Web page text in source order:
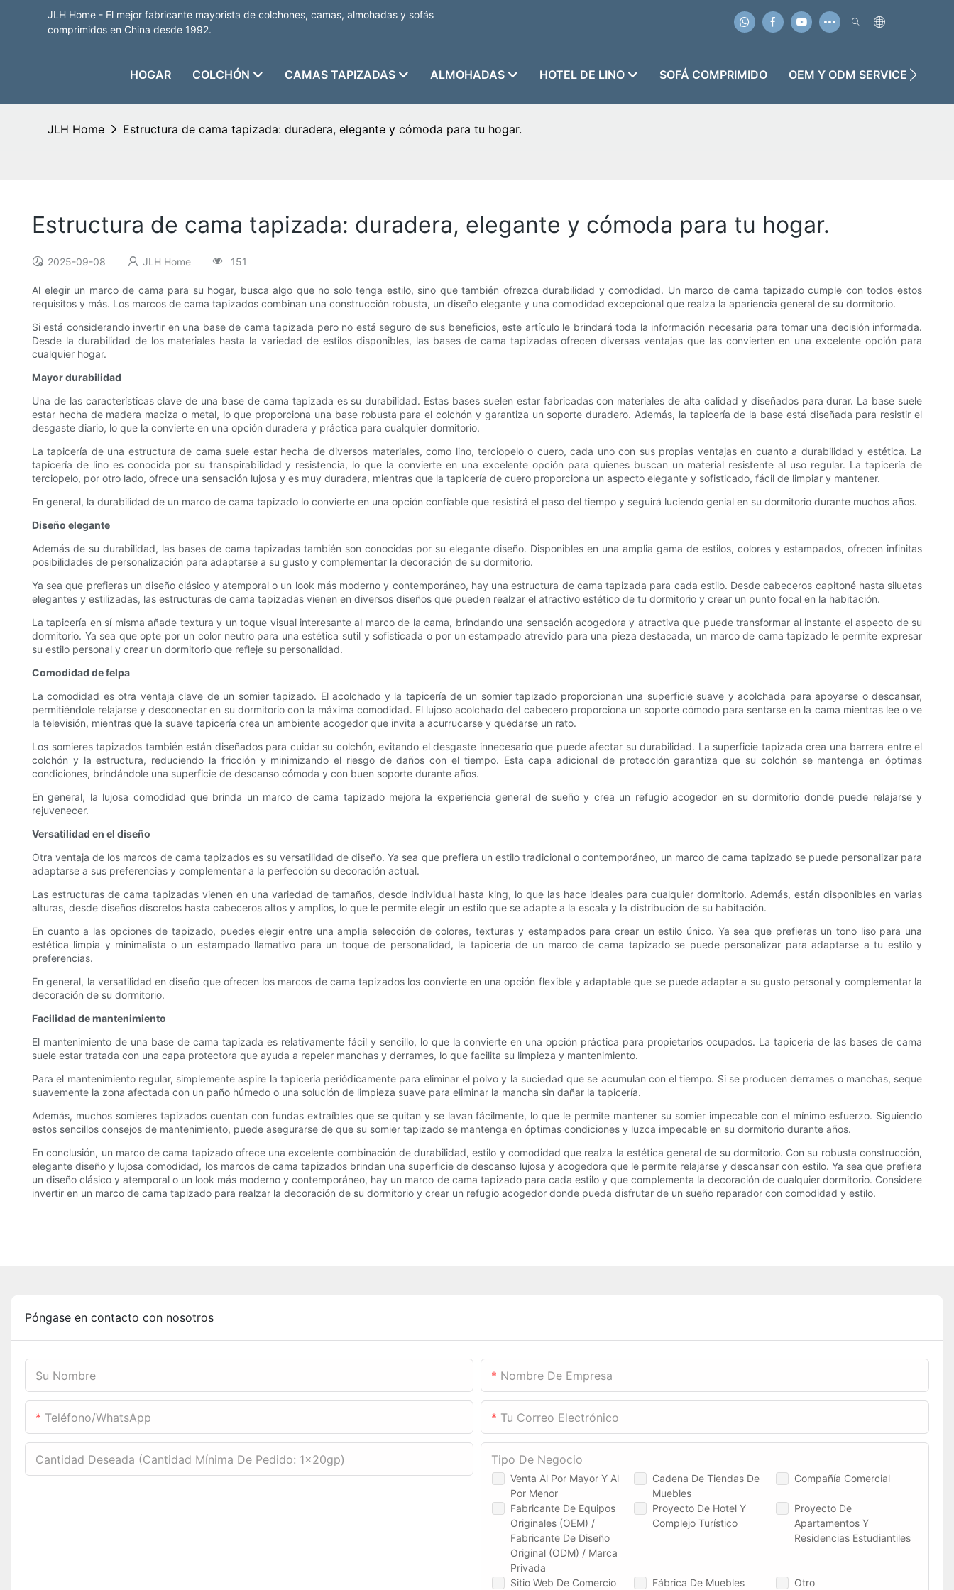
JLH Home - El mejor fabricante mayorista de colchones, camas, almohadas y sofás
comprimidos en China desde 1992.
HOGAR COLCHÓN CAMAS TAPIZADAS ALMOHADAS HOTEL DE LINO SOFÁ COMPRIMIDO OEM Y ODM SERVICE
JLH Home Estructura de cama tapizada: duradera, elegante y cómoda para tu hogar.
Estructura de cama tapizada: duradera, elegante y cómoda para tu hogar.
2025-09-08 JLH Home 151
Al elegir un marco de cama para su hogar, busca algo que no solo tenga estilo, sino que también ofrezca durabilidad y comodidad. Un marco de cama tapizado cumple con todos estos
requisitos y más. Los marcos de cama tapizados combinan una construcción robusta, un diseño elegante y una comodidad excepcional que realza la apariencia general de su dormitorio.
Si está considerando invertir en una base de cama tapizada pero no está seguro de sus beneficios, este artículo le brindará toda la información necesaria para tomar una decisión informada.
Desde la durabilidad de los materiales hasta la variedad de estilos disponibles, las bases de cama tapizadas ofrecen diversas ventajas que las convierten en una excelente opción para
cualquier hogar.
Mayor durabilidad
Una de las características clave de una base de cama tapizada es su durabilidad. Estas bases suelen estar fabricadas con materiales de alta calidad y diseñados para durar. La base suele
estar hecha de madera maciza o metal, lo que proporciona una base robusta para el colchón y garantiza un soporte duradero. Además, la tapicería de la base está diseñada para resistir el
desgaste diario, lo que la convierte en una opción duradera y práctica para cualquier dormitorio.
La tapicería de una estructura de cama suele estar hecha de diversos materiales, como lino, terciopelo o cuero, cada uno con sus propias ventajas en cuanto a durabilidad y estética. La
tapicería de lino es conocida por su transpirabilidad y resistencia, lo que la convierte en una excelente opción para quienes buscan un material resistente al uso regular. La tapicería de
terciopelo, por otro lado, ofrece una sensación lujosa y es muy duradera, mientras que la tapicería de cuero proporciona un aspecto elegante y sofisticado, fácil de limpiar y mantener.
En general, la durabilidad de un marco de cama tapizado lo convierte en una opción confiable que resistirá el paso del tiempo y seguirá luciendo genial en su dormitorio durante muchos años.
Diseño elegante
Además de su durabilidad, las bases de cama tapizadas también son conocidas por su elegante diseño. Disponibles en una amplia gama de estilos, colores y estampados, ofrecen infinitas
posibilidades de personalización para adaptarse a su gusto y complementar la decoración de su dormitorio.
Ya sea que prefieras un diseño clásico y atemporal o un look más moderno y contemporáneo, hay una estructura de cama tapizada para cada estilo. Desde cabeceros capitoné hasta siluetas
elegantes y estilizadas, las estructuras de cama tapizadas vienen en diversos diseños que pueden realzar el atractivo estético de tu dormitorio y crear un punto focal en la habitación.
La tapicería en sí misma añade textura y un toque visual interesante al marco de la cama, brindando una sensación acogedora y atractiva que puede transformar al instante el aspecto de su
dormitorio. Ya sea que opte por un color neutro para una estética sutil y sofisticada o por un estampado atrevido para una pieza destacada, un marco de cama tapizado le permite expresar
su estilo personal y crear un dormitorio que refleje su personalidad.
Comodidad de felpa
La comodidad es otra ventaja clave de un somier tapizado. El acolchado y la tapicería de un somier tapizado proporcionan una superficie suave y acolchada para apoyarse o descansar,
permitiéndole relajarse y desconectar en su dormitorio con la máxima comodidad. El lujoso acolchado del cabecero proporciona un soporte cómodo para sentarse en la cama mientras lee o ve
la televisión, mientras que la suave tapicería crea un ambiente acogedor que invita a acurrucarse y quedarse un rato.
Los somieres tapizados también están diseñados para cuidar su colchón, evitando el desgaste innecesario que puede afectar su durabilidad. La superficie tapizada crea una barrera entre el
colchón y la estructura, reduciendo la fricción y minimizando el riesgo de daños con el tiempo. Esta capa adicional de protección garantiza que su colchón se mantenga en óptimas
condiciones, brindándole una superficie de descanso cómoda y con buen soporte durante años.
En general, la lujosa comodidad que brinda un marco de cama tapizado mejora la experiencia general de sueño y crea un refugio acogedor en su dormitorio donde puede relajarse y
rejuvenecer.
Versatilidad en el diseño
Otra ventaja de los marcos de cama tapizados es su versatilidad de diseño. Ya sea que prefiera un estilo tradicional o contemporáneo, un marco de cama tapizado se puede personalizar para
adaptarse a sus preferencias y complementar a la perfección su decoración actual.
Las estructuras de cama tapizadas vienen en una variedad de tamaños, desde individual hasta king, lo que las hace ideales para cualquier dormitorio. Además, están disponibles en varias
alturas, desde diseños discretos hasta cabeceros altos y amplios, lo que le permite elegir un estilo que se adapte a la escala y la distribución de su habitación.
En cuanto a las opciones de tapizado, puedes elegir entre una amplia selección de colores, texturas y estampados para crear un estilo único. Ya sea que prefieras un tono liso para una
estética limpia y minimalista o un estampado llamativo para un toque de personalidad, la tapicería de un marco de cama tapizado se puede personalizar para adaptarse a tu estilo y
preferencias.
En general, la versatilidad en diseño que ofrecen los marcos de cama tapizados los convierte en una opción flexible y adaptable que se puede adaptar a su gusto personal y complementar la
decoración de su dormitorio.
Facilidad de mantenimiento
El mantenimiento de una base de cama tapizada es relativamente fácil y sencillo, lo que la convierte en una opción práctica para propietarios ocupados. La tapicería de las bases de cama
suele estar tratada con una capa protectora que ayuda a repeler manchas y derrames, lo que facilita su limpieza y mantenimiento.
Para el mantenimiento regular, simplemente aspire la tapicería periódicamente para eliminar el polvo y la suciedad que se acumulan con el tiempo. Si se producen derrames o manchas, seque
suavemente la zona afectada con un paño húmedo o una solución de limpieza suave para eliminar la mancha sin dañar la tapicería.
Además, muchos somieres tapizados cuentan con fundas extraíbles que se quitan y se lavan fácilmente, lo que le permite mantener su somier impecable con el mínimo esfuerzo. Siguiendo
estos sencillos consejos de mantenimiento, puede asegurarse de que su somier tapizado se mantenga en óptimas condiciones y luzca impecable en su dormitorio durante años.
En conclusión, un marco de cama tapizado ofrece una excelente combinación de durabilidad, estilo y comodidad que realza la estética general de su dormitorio. Con su robusta construcción,
elegante diseño y lujosa comodidad, los marcos de cama tapizados brindan una superficie de descanso lujosa y acogedora que le permite relajarse y descansar con estilo. Ya sea que prefiera
un diseño clásico y atemporal o un look más moderno y contemporáneo, hay un marco de cama tapizado para cada estilo y que complementa la decoración de cualquier dormitorio. Considere
invertir en un marco de cama tapizado para realzar la decoración de su dormitorio y crear un refugio acogedor donde pueda disfrutar de un sueño reparador con comodidad y estilo.
Póngase en contacto con nosotros
Su Nombre Nombre De Empresa
Teléfono/WhatsApp Tu Correo Electrónico
Cantidad Deseada (cantidad Mínima De Pedido: 1x20gp)
Venta Al Por Mayor Y Al
Por Menor
Cadena De Tiendas De
Muebles
Compañía Comercial
Fabricante De Equipos
Originales (OEM) /
Fabricante De Diseño
Original (ODM) / Marca
Privada
Proyecto De Hotel Y
Complejo Turístico
Proyecto De
Apartamentos Y
Residencias Estudiantiles
Sitio Web De Comercio
Fábrica De Muebles Otro
Tipo De Negocio